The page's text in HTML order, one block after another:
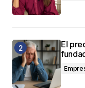
El